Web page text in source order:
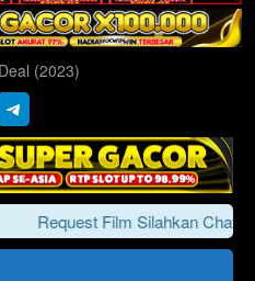
(2023)
Request Film Silahkan Chat